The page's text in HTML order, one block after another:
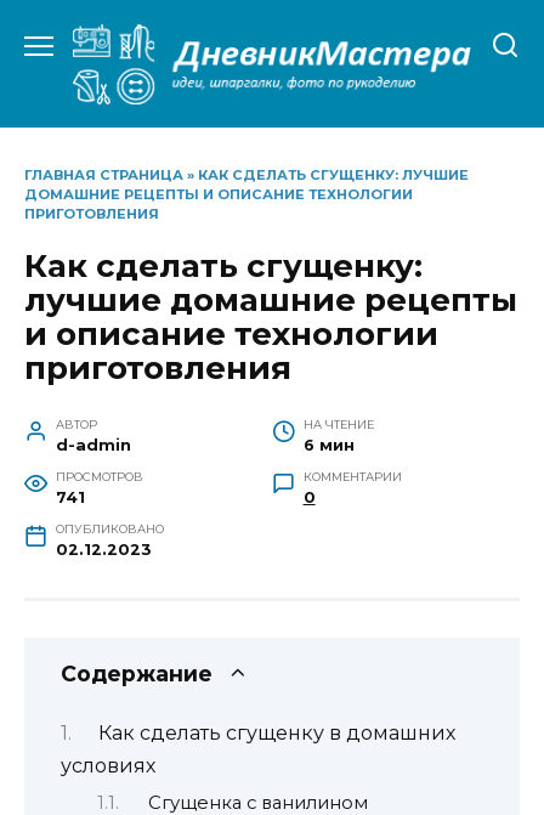
содержанию
ГЛАВНАЯ СТРАНИЦА » КАК СДЕЛАТЬ СГУЩЕНКУ: ЛУЧШИЕ
ДОМАШНИЕ РЕЦЕПТЫ И ОПИСАНИЕ ТЕХНОЛОГИИ
ПРИГОТОВЛЕНИЯ
Как сделать сгущенку:
лучшие домашние рецепты
и описание технологии
приготовления
АВТОР
d-admin
НА ЧТЕНИЕ
6 мин
ПРОСМОТРОВ
741
КОММЕНТАРИИ
0
ОПУБЛИКОВАНО
02.12.2023
Содержание
Как сделать сгущенку в домашних
условиях
Сгущенка с ванилином